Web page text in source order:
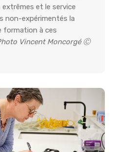
et le service
non-expérimentés la
formation à ces
Vincent Moncorgé Ⓒ